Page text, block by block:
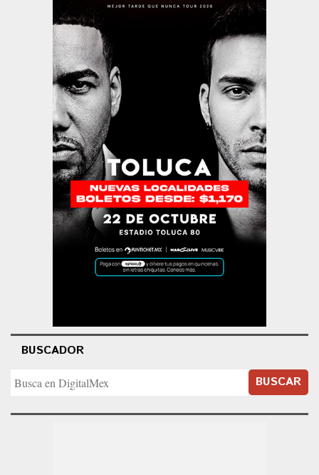
BUSCADOR
BUSCAR